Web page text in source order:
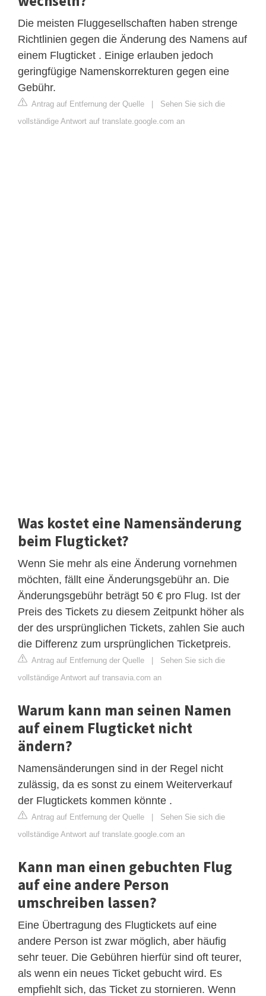
Die meisten Fluggesellschaften haben strenge
Richtlinien gegen die Änderung des Namens auf
einem Flugticket . Einige erlauben jedoch
geringfügige Namenskorrekturen gegen eine
Gebühr.
Antrag auf Entfernung der Quelle | Sehen Sie sich die
vollständige Antwort auf translate.google.com an
Was kostet eine Namensänderung
beim Flugticket?
Wenn Sie mehr als eine Änderung vornehmen
möchten, fällt eine Änderungsgebühr an. Die
Änderungsgebühr beträgt 50 € pro Flug. Ist der
Preis des Tickets zu diesem Zeitpunkt höher als
der des ursprünglichen Tickets, zahlen Sie auch
die Differenz zum ursprünglichen Ticketpreis.
Antrag auf Entfernung der Quelle | Sehen Sie sich die
vollständige Antwort auf transavia.com an
Warum kann man seinen Namen
auf einem Flugticket nicht
ändern?
Namensänderungen sind in der Regel nicht
zulässig, da es sonst zu einem Weiterverkauf
der Flugtickets kommen könnte .
Antrag auf Entfernung der Quelle | Sehen Sie sich die
vollständige Antwort auf translate.google.com an
Kann man einen gebuchten Flug
auf eine andere Person
umschreiben lassen?
Eine Übertragung des Flugtickets auf eine
andere Person ist zwar möglich, aber häufig
sehr teuer. Die Gebühren hierfür sind oft teurer,
als wenn ein neues Ticket gebucht wird. Es
empfiehlt sich, das Ticket zu stornieren. Wenn